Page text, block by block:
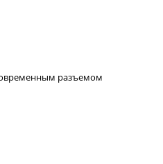
разъемом